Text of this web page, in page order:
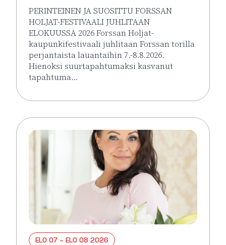
PERINTEINEN JA SUOSITTU FORSSAN
HOLJAT-FESTIVAALI JUHLITAAN
ELOKUUSSA 2026 Forssan Holjat-
kaupunkifestivaali juhlitaan Forssan torilla
perjantaista lauantaihin 7.-8.8.2026.
Hienoksi suurtapahtumaksi kasvanut
tapahtuma…
Lue lisää tapahtumasta HOLJAT 2026: Lauantai
ELO 07 – ELO 08 2026